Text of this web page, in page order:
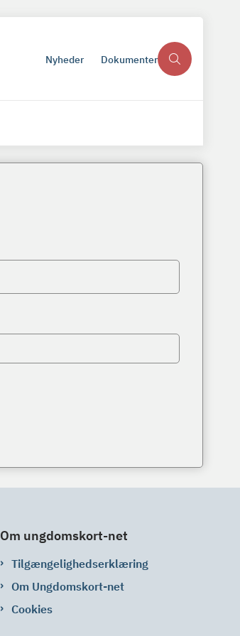
Nyheder Dokumenter
Om ungdomskort-net
Tilgængelighedserklæring
Om Ungdomskort-net
Cookies